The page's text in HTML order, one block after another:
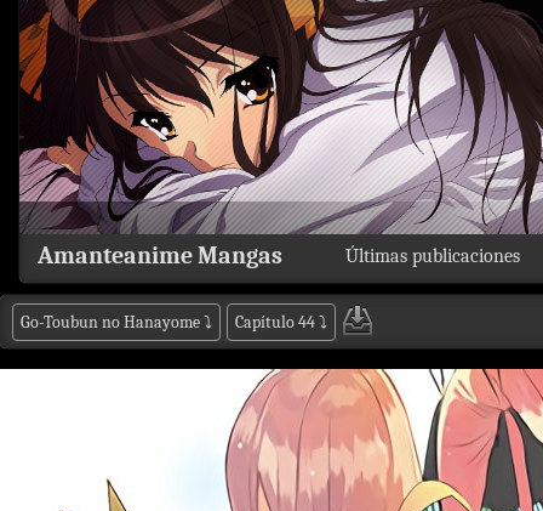
Últimas publicaciones
Amanteanime Mangas
Go-Toubun no Hanayome⤵ Capítulo 44⤵